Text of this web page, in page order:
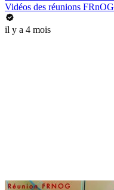
Vidéos des réunions FRnOG
il y a 4 mois